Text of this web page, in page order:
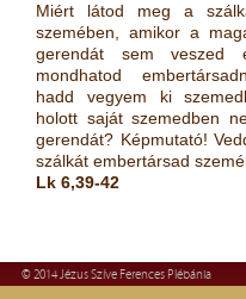
Miért látod meg a
szemében, amikor a
gerendát sem veszed
mondhatod
hadd vegyem ki
holott saját szemedben
gerendát? Képmutató!
szálkát embertársad
Lk 6,39-42
© 2014 Jézus Szíve Ferences Plébánia